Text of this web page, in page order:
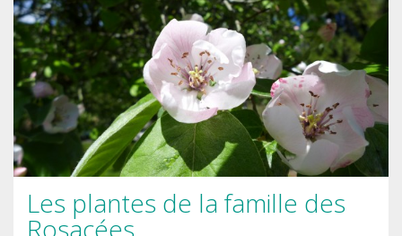
Les plantes de la famille des
Rosacées